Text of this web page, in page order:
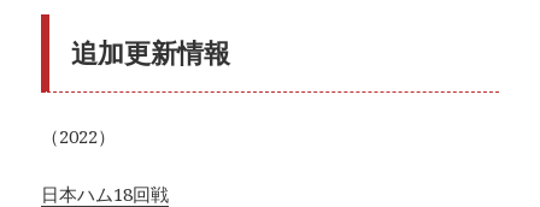
追加更新情報
（2022）
日本ハム18回戦